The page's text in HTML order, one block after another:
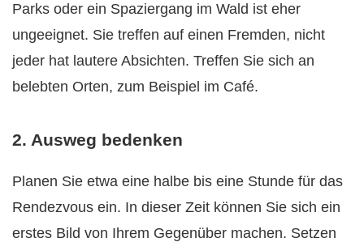
Parks oder ein Spaziergang im Wald ist eher
ungeeignet. Sie treffen auf einen Fremden, nicht
jeder hat lautere Absichten. Treffen Sie sich an
belebten Orten, zum Beispiel im Café.
2. Ausweg bedenken
Planen Sie etwa eine halbe bis eine Stunde für das
Rendezvous ein. In dieser Zeit können Sie sich ein
erstes Bild von Ihrem Gegenüber machen. Setzen